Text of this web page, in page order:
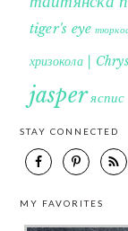
tiger's eye
хризокола |
jasper
STAY CONNECTED
MY FAVORITES